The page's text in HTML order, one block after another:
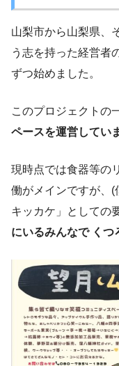
山梨市から山梨県、
う志を持った経営者
ずつ始めました。
このプロジェクトの
ペースを運営してい
現時点では食器等の
働がメインですが、
キッカケ」としての
にいるみんなで くつ